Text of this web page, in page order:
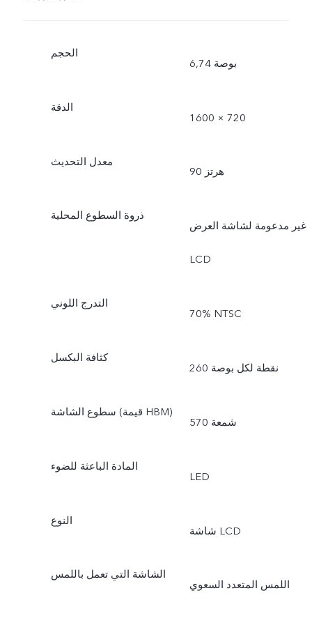
الحجم
6,74 بوصة
الدقة
1600 × 720
معدل التحديث
90 هرتز
ذروة السطوع المحلية
غير مدعومة لشاشة العرض
LCD
التدرج اللوني
‎70% NTSC
كثافة البكسل
260 نقطة لكل بوصة
سطوع الشاشة (قيمة HBM)
570 شمعة
المادة الباعثة للضوء
LED
النوع
شاشة LCD
الشاشة التي تعمل باللمس
اللمس المتعدد السعوي